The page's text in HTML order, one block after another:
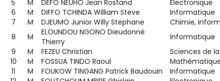
5
M DEFO NEUHO Jean Rostand
Electronique
6
M DIFFO TCHINDA William Steve
Informatique
7
M DJEUMO Junior Willy Stephane
Chimie,
8
M
ELOUNDOU NGONO Dieudonné
Thierry
Informatique
9
M FEZEU Christian
Sciences de
10
M FOSSUA TINDO Raoul
11
M FOUKOW TINGANG Patrick Baudouin
Informatique